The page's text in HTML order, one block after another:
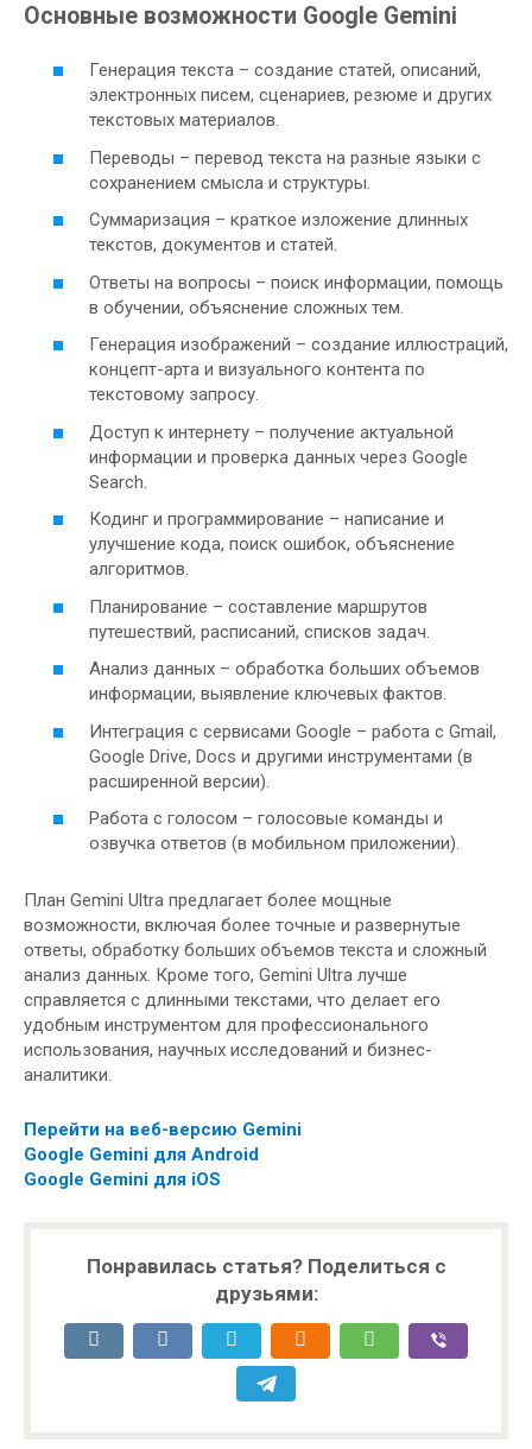
Основные возможности Google Gemini
Генерация текста – создание статей, описаний,
электронных писем, сценариев, резюме и других
текстовых материалов.
Переводы – перевод текста на разные языки с
сохранением смысла и структуры.
Суммаризация – краткое изложение длинных
текстов, документов и статей.
Ответы на вопросы – поиск информации, помощь
в обучении, объяснение сложных тем.
Генерация изображений – создание иллюстраций,
концепт-арта и визуального контента по
текстовому запросу.
Доступ к интернету – получение актуальной
информации и проверка данных через Google
Search.
Кодинг и программирование – написание и
улучшение кода, поиск ошибок, объяснение
алгоритмов.
Планирование – составление маршрутов
путешествий, расписаний, списков задач.
Анализ данных – обработка больших объемов
информации, выявление ключевых фактов.
Интеграция с сервисами Google – работа с Gmail,
Google Drive, Docs и другими инструментами (в
расширенной версии).
Работа с голосом – голосовые команды и
озвучка ответов (в мобильном приложении).
План Gemini Ultra предлагает более мощные
возможности, включая более точные и развернутые
ответы, обработку больших объемов текста и сложный
анализ данных. Кроме того, Gemini Ultra лучше
справляется с длинными текстами, что делает его
удобным инструментом для профессионального
использования, научных исследований и бизнес-
аналитики.
Перейти на веб-версию Gemini
Google Gemini для Android
Google Gemini для iOS
Понравилась статья? Поделиться с
друзьями: